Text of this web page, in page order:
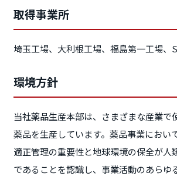
取得事業所
埼玉工場、大利根工場、福島第一工場、
環境方針
当社薬品生産本部は、さまざまな産業で
薬品を生産しています。薬品事業におい
適正管理の重要性と地球環境の保全が人
であることを認識し、事業活動のあらゆ